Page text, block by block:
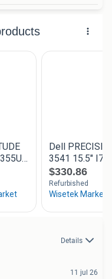
Details
11 jul 26